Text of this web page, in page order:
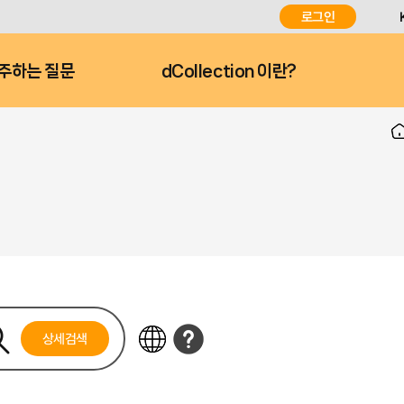
로그인
하는 질문 dCollection 이란?
상세검색